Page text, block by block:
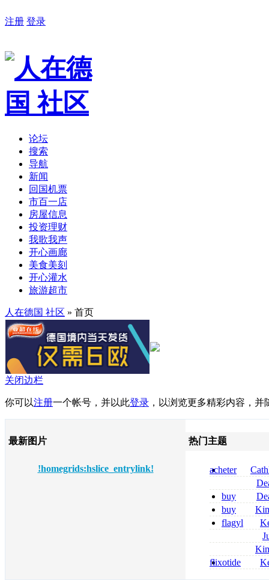
注册 登录
论坛
搜索
导航
新闻
回国机票
市百一店
房屋信息
投资理财
我歌我声
开心画廊
美食美刻
开心灌水
旅游超市
人在德国 社区 » 首页
关闭边栏
你可以注册一个帐号，并以此登录 ，以浏览更多精彩内容，
最新图片
!homegrids:hslice_entrylink!
热门主题
acheter
dapsone site
tizanidine
sans
buy
pregabalin
pregabalin
buy
zolpidem usa
flagyl
online
roxithromycin
sécurité
nolvadex
flixotide